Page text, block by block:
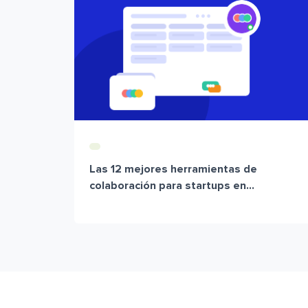
Las 12 mejores herramientas de
colaboración para startups en...